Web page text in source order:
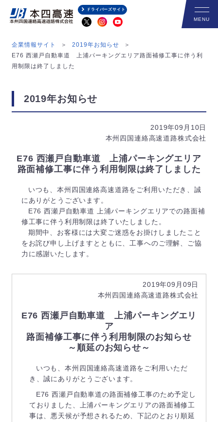
ドライバーズサイト
企業情報サイト
2019年お知らせ
E76 西瀬戸自動車道 上浦パーキングエリア路面補修工事に伴う利
用制限は終了しました
2019年お知らせ
2019年09月10日
本州四国連絡高速道路株式会社
E76 西瀬戸自動車道 上浦パーキングエリア
路面補修工事に伴う利用制限は終了しました
いつも、本州四国連絡高速道路をご利用いただき、誠
にありがとうございます。
E76 西瀬戸自動車道 上浦パーキングエリアでの路面補
修工事に伴う利用制限は終了いたしました。
期間中、お客様には大変ご迷惑をお掛けしましたこと
をお詫び申し上げますとともに、工事へのご理解、ご協
力に感謝いたします。
2019年09月09日
本州四国連絡高速道路株式会社
E76 西瀬戸自動車道 上浦パーキングエリ
ア
路面補修工事に伴う利用制限のお知らせ
～順延のお知らせ～
いつも、本州四国連絡高速道路をご利用いただ
き、誠にありがとうございます。
E76 西瀬戸自動車道の路面補修工事のため予定し
ておりました、上浦パーキングエリアの路面補修工
事は、悪天候が予想されるため、下記のとおり順延